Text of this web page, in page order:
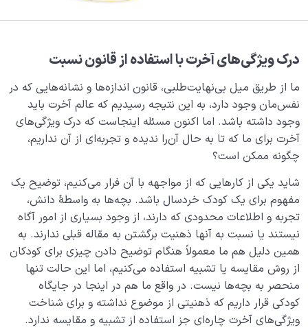
هدف خلقت و جایگاه انسان 0/7
نقش الگو در حیات انسان
نسبت دنیا به آخرت 0/24
سنّت‌های الهی 0/20
سنت‌های الهی، فرمول‌ها و قواعد ریاضی حاکم بر خلقت‌اند
قانون قضا و قدر چیست و چگونه امور را به هم مربوط می
کند؟
رابطه قضا و قدر چیست؟ این قانون در کجای زندگی من
قرار دارد؟
تعریف عمل چیست و اعمال ما چه کارکردی در زندگی‌مان
دارند؟
قانون عمل و عکس‌العمل چیست و چه نقشی در نظام
درک ویژگی‌های آخرت با استفاده از قانون نسبت
ما از طریق میل بی‌نهایت‌طلبی، قانون اندازه‌ها و نشانه‌هایی که در
نفس‌مان وجود دارد، به این نتیجه رسیدیم که عالم آخرت باید
وجود داشته باشد. اما اکنون مسئله اینجاست که درک ویژگی‌های
آخرت برای ما که تا به حال آن‌را ندیده و تجربه‌ای از آن نداریم،
چگونه ممکن است؟
شاید یکی از کارهایی که از مواجهه با آن فرار می‌کنیم، توضیح یک
مفهوم برای یک کودک خردسال باشد. بچه‌ها به واسطۀ دانش،
تجربه و اطلاعات محدودی که دارند، از وجود بسیاری از امور آگاه
نیستند یا نسبت به آنها ذهنیت برگشتن به مقاله قبلی ندارند. به
همین دلیل هم ما معمولاً هنگام توضیح دادن چیزی برای کودکان
از روش مقایسه یا تشبیه استفاده می‌کنیم، اما این حالت تنها
منحصر به بچه‌ها نیست. در واقع ما هم در اینجا در جایگاه
کودکی قرار داریم که ذهنیتی از موضوع نداشته و برای شناخت
ویژگی‌های آخرت چاره‌ای جز استفاده از تشبیه و مقایسه ندارد.